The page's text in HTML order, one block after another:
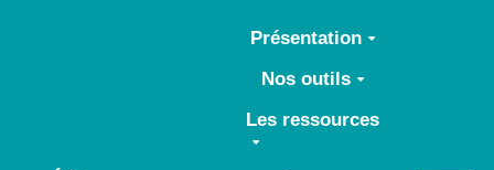
Aller au contenu principal
Présentation
Nos outils
Les ressources